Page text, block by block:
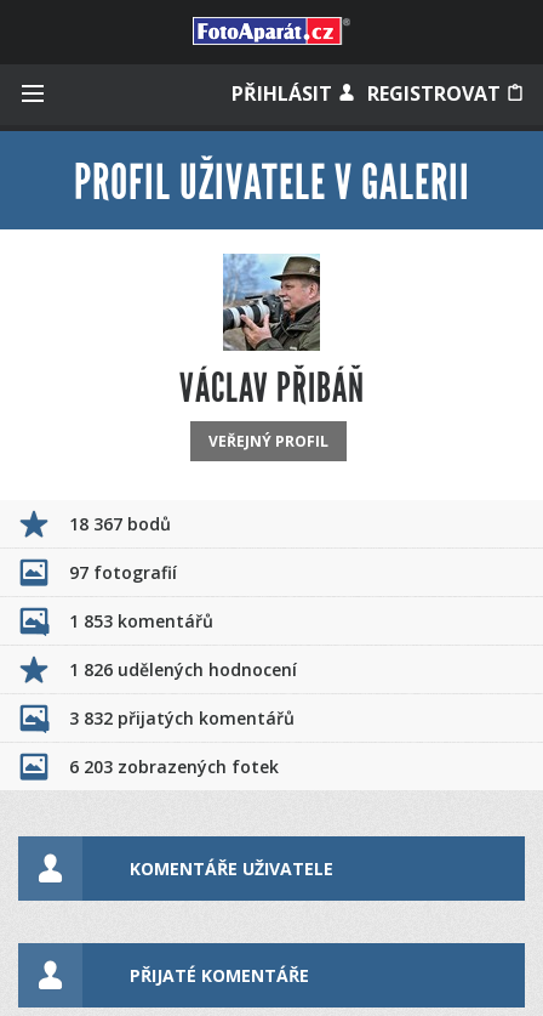
PŘIHLÁSIT REGISTROVAT
Zapomněli jste heslo?
Měli jste účet na starém webu?
PROFIL UŽIVATELE V GALERII
VÁCLAV PŘIBÁŇ
VEŘEJNÝ PROFIL
18 367 bodů
97 fotografií
1 853 komentářů
1 826 udělených hodnocení
3 832 přijatých komentářů
6 203 zobrazených fotek
KOMENTÁŘE UŽIVATELE
PŘIJATÉ KOMENTÁŘE